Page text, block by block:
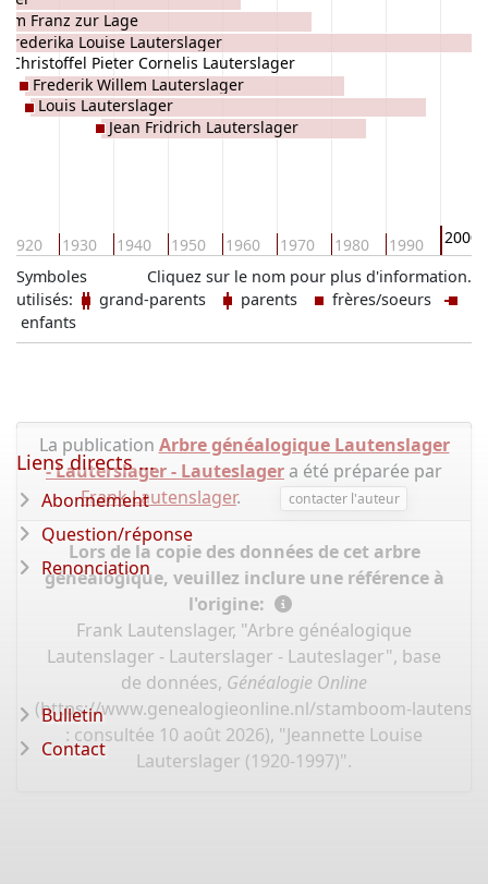
1920 1930 1940 1950 1960 1970 1980 1990 2000
Franz zur Lage
Frederika Louise Lauterslager
Christoffel Pieter Cornelis Lauterslager
Frederik Willem Lauterslager
Louis Lauterslager
Jean Fridrich Lauterslager
Cliquez sur le nom pour plus d'information.
Symboles
utilisés:
grand-parents parents
frères/soeurs
enfants
La publication Arbre généalogique Lautenslager
- Lauterslager - Lauteslager a été préparée par
Frank Lautenslager. contacter l'auteur
Lors de la copie des données de cet arbre
généalogique, veuillez inclure une référence à
l'origine:
Frank Lautenslager, "Arbre généalogique
Lautenslager - Lauterslager - Lauteslager", base
de données, Généalogie Online
(https://www.genealogieonline.nl/stamboom-
: consultée 10 août 2026), "Jeannette Louise
Lauterslager (1920-1997)".
Liens directs ...
Abonnement
Question/réponse
Renonciation
Bulletin
Contact